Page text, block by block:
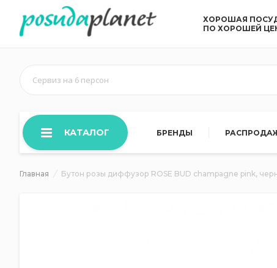
ХОРОШАЯ
ПО ХОРОШЕЙ
Сервиз на 6 персон
КАТАЛОГ БРЕНДЫ
Главная Бутон розы диффузор ROSE BUD champagne pink,